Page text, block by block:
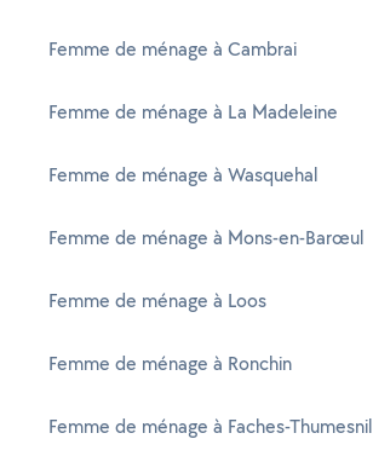
Femme de ménage à Cambrai
Femme de ménage à La Madeleine
Femme de ménage à Wasquehal
Femme de ménage à Mons-en-Barœul
Femme de ménage à Loos
Femme de ménage à Ronchin
Femme de ménage à Faches-Thumesnil